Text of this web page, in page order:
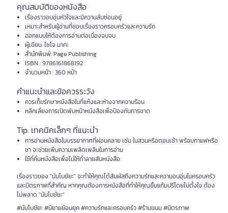
คุณสมบัติของหนังสือ
เรื่องราวอบอุ่นหัวใจและมีความลับซ่อนอยู่
เหมาะสำหรับผู้อ่านที่ชอบเรื่องราวครอบครัวและความรัก
ออกแบบให้ต้องการอ่านต่อเนื่องจนจบ
ผู้เขียน: ไซโจ นากะ
สำนักพิมพ์: Page Publishing
ISBN : 9786161868192
จำนวนหน้า : 360 หน้า
คำแนะนำและข้อควรระวัง
ควรเก็บรักษาหนังสือในที่แห้งและห่างจากความร้อน
หลีกเลี่ยงการเปิดพับหน้าหนังสือเพื่อป้องกันการขาด
Tip. เทคนิคเล็กๆ ที่แนะนำ
การอ่านหนังสือในบรรยากาศที่ผ่อนคลาย เช่น ในสวนหรือตอนเช้า พร้อมกาแฟหรือ
ชา จะช่วยเพิ่มความเพลิดเพลินในการอ่าน
ใช้ที่คั่นหนังสือเพื่อไม่ให้ทำลายสันหนังสือ
เรื่องราวของ "มัมโบชัยะ" จะทำให้คุณได้สัมผัสถึงความรักและความอบอุ่นในครอบครัว
และมิตรภาพที่สำคัญ หากคุณต้องการหนังสือที่ทำให้คุณยิ้มแก้มปริโดยไม่ตั้งใจ ต้อง
ไม่พลาด "มัมโบชัยะ"
#มัมโบชัยะ #นิยายย้อนยุค #ความรักและครอบครัว #ร้านขนม #มิตรภาพ